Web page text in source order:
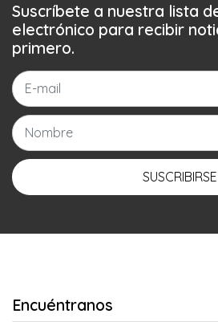
Suscríbete a nuestra lista
electrónico para recibir
primero.
SUSCRIBIRSE
Encuéntranos